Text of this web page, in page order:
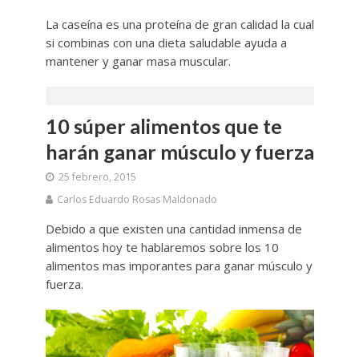
La caseína es una proteína de gran calidad la cual
si combinas con una dieta saludable ayuda a
mantener y ganar masa muscular.
10 súper alimentos que te
harán ganar músculo y fuerza
25 febrero, 2015
Carlos Eduardo Rosas Maldonado
Debido a que existen una cantidad inmensa de
alimentos hoy te hablaremos sobre los 10
alimentos mas imporantes para ganar músculo y
fuerza.